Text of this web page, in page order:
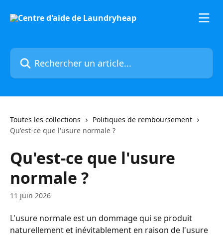
Rechercher un article...
Toutes les collections
Politiques de remboursement
Qu'est-ce que l'usure normale ?
Qu'est-ce que l'usure
normale ?
11 juin 2026
L'usure normale est un dommage qui se produit
naturellement et inévitablement en raison de l'usure